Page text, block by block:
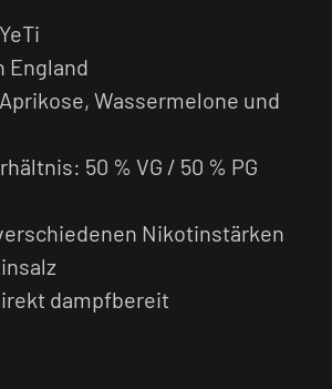
oder
Geschmackserlebnis
Verdampfervorab zu
Verdampferkopf ggf. zu
sind im Vergleich zu
E-Liquids weniger
einen geringen Flash
wird das Nikotinsalz
Organismus
einer früheren
führt.
England
Wassermelone und
50 % VG / 50 % PG
Nikotinstärken
dampfbereit